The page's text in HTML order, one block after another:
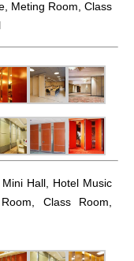
Room, Class
Hall, Hotel Music
Class Room,